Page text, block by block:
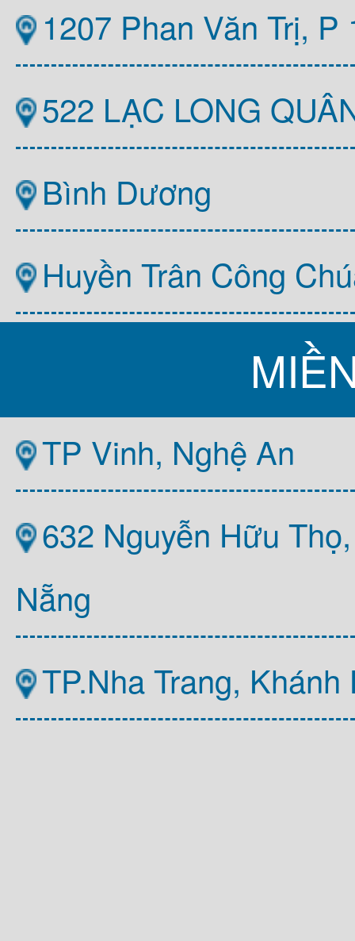
1207 Phan Văn Trị,
522 LẠC LONG
Bình Dương
Huyền Trân Công
TP Vinh, Nghệ An
632 Nguyễn Hữu
Nẵng
TP.Nha Trang, Khánh